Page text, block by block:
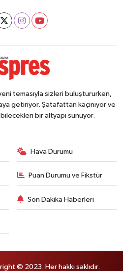
temasıyla sizleri buluştururken,
getiriyor. Şatafattan kaçınıyor ve
bir altyapı sunuyor.
Hava Durumu
Puan Durumu ve Fikstür
Son Dakika Haberleri
© 2023. Her hakkı saklıdır.